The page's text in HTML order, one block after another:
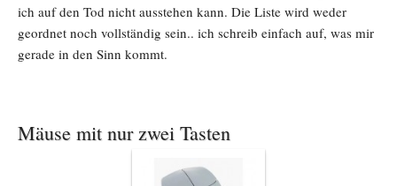
ich auf den Tod nicht ausstehen kann. Die Liste wird weder
geordnet noch vollständig sein.. ich schreib einfach auf, was mir
gerade in den Sinn kommt.
Mäuse mit nur zwei Tasten